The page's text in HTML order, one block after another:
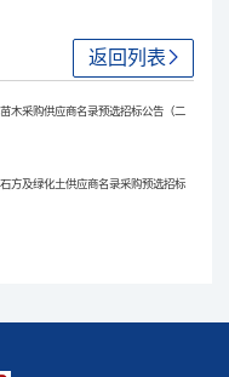
返回列表
木采购供应商名录预选招标公告（二
方及绿化土供应商名录采购预选招标